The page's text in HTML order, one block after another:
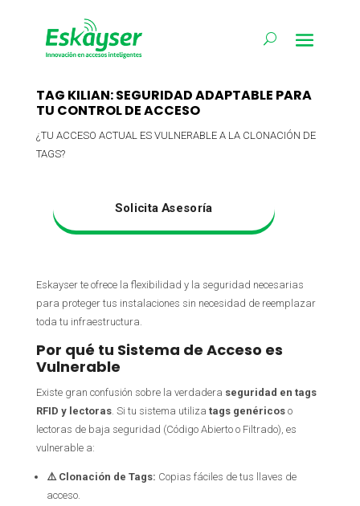
TAG KILIAN: SEGURIDAD ADAPTABLE PARA
TU CONTROL DE ACCESO
¿TU ACCESO ACTUAL ES VULNERABLE A LA CLONACIÓN DE
TAGS?
Solicita Asesoría
Eskayser te ofrece la flexibilidad y la seguridad necesarias
para proteger tus instalaciones sin necesidad de reemplazar
toda tu infraestructura.
Por qué tu Sistema de Acceso es
Vulnerable
Existe gran confusión sobre la verdadera seguridad en tags
RFID y lectoras. Si tu sistema utiliza tags genéricoso
lectoras de baja seguridad (Código Abierto o Filtrado), es
vulnerable a:
⚠️ Clonación de Tags: Copias fáciles de tus llaves de
acceso.